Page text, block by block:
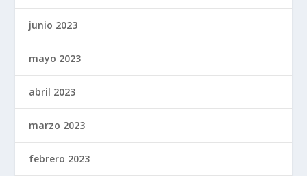
junio 2023
mayo 2023
abril 2023
marzo 2023
febrero 2023